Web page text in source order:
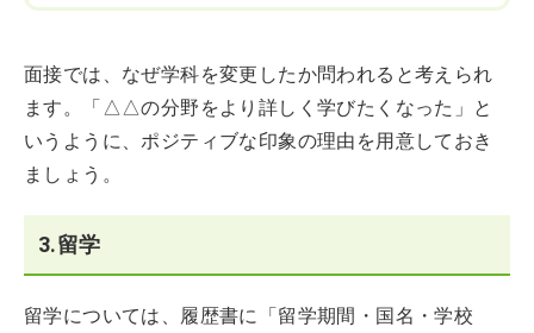
面接では、なぜ学科を変更したか問われると考えられ
ます。「△△の分野をより詳しく学びたくなった」と
いうように、ポジティブな印象の理由を用意しておき
ましょう。
3.留学
留学については、履歴書に「留学期間・国名・学校